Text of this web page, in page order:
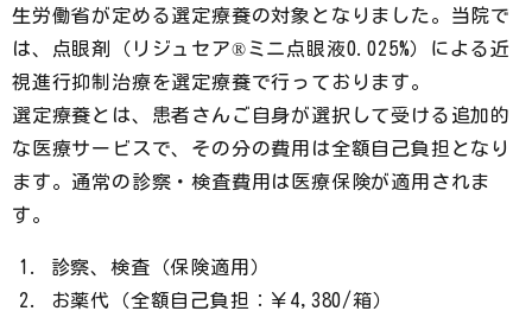
生労働省が定める選定療養の対象となりました。当院で
は、点眼剤（リジュセア®ミニ点眼液0.025%）による近
視進行抑制治療を選定療養で行っております。
選定療養とは、患者さんご自身が選択して受ける追加的
な医療サービスで、その分の費用は全額自己負担となり
ます。通常の診察・検査費用は医療保険が適用されま
す。
診察、検査（保険適用）
お薬代（全額自己負担：￥4,380/箱）